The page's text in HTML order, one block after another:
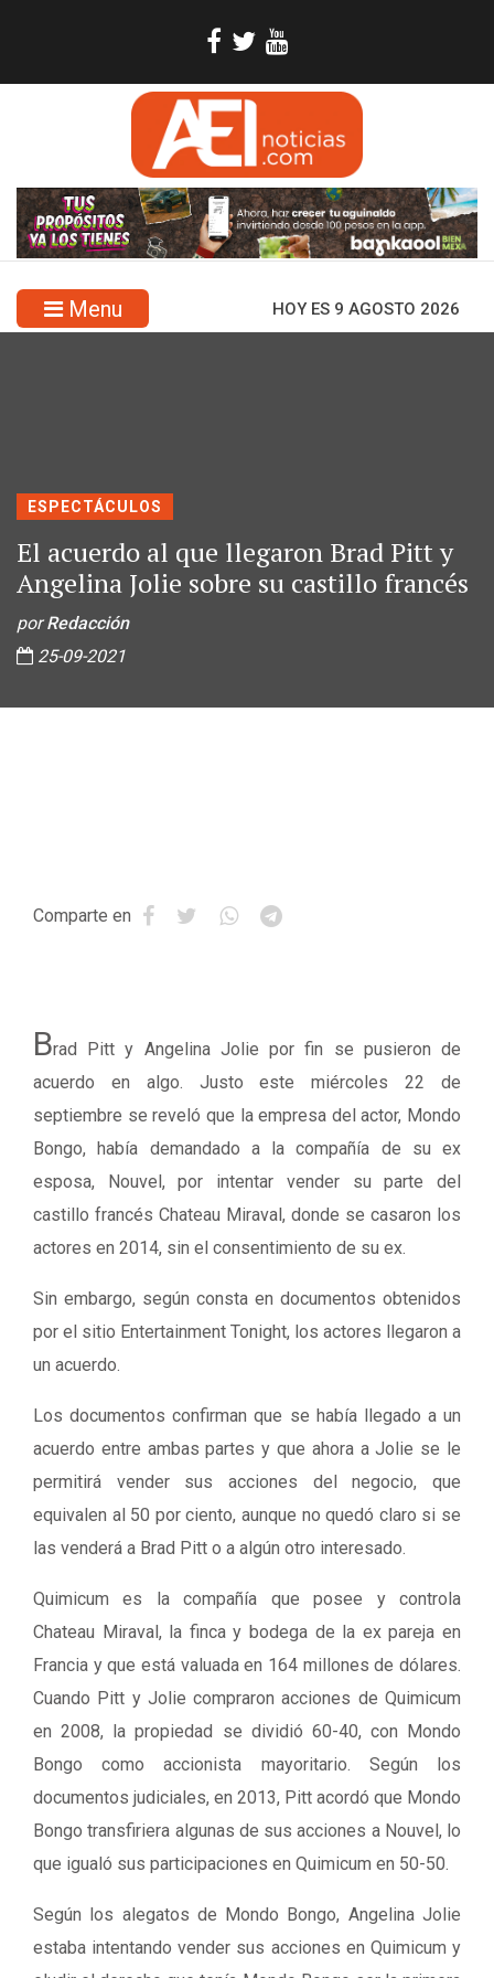
Menu HOY ES 9 AGOSTO 2026
ESPECTÁCULOS
El acuerdo al que llegaron Brad Pitt y
Angelina Jolie sobre su castillo francés
porRedacción
25-09-2021
Comparte en
Brad Pitt y Angelina Jolie por fin se pusieron de
acuerdo en algo. Justo este miércoles 22 de
septiembre se reveló que la empresa del actor, Mondo
Bongo, había demandado a la compañía de su ex
esposa, Nouvel, por intentar vender su parte del
castillo francés Chateau Miraval, donde se casaron los
actores en 2014, sin el consentimiento de su ex.
Sin embargo, según consta en documentos obtenidos
por el sitio Entertainment Tonight, los actores llegaron a
un acuerdo.
Los documentos confirman que se había llegado a un
acuerdo entre ambas partes y que ahora a Jolie se le
permitirá vender sus acciones del negocio, que
equivalen al 50 por ciento, aunque no quedó claro si se
las venderá a Brad Pitt o a algún otro interesado.
Quimicum es la compañía que posee y controla
Chateau Miraval, la finca y bodega de la ex pareja en
Francia y que está valuada en 164 millones de dólares.
Cuando Pitt y Jolie compraron acciones de Quimicum
en 2008, la propiedad se dividió 60-40, con Mondo
Bongo como accionista mayoritario. Según los
documentos judiciales, en 2013, Pitt acordó que Mondo
Bongo transfiriera algunas de sus acciones a Nouvel, lo
que igualó sus participaciones en Quimicum en 50-50.
Según los alegatos de Mondo Bongo, Angelina Jolie
estaba intentando vender sus acciones en Quimicum y